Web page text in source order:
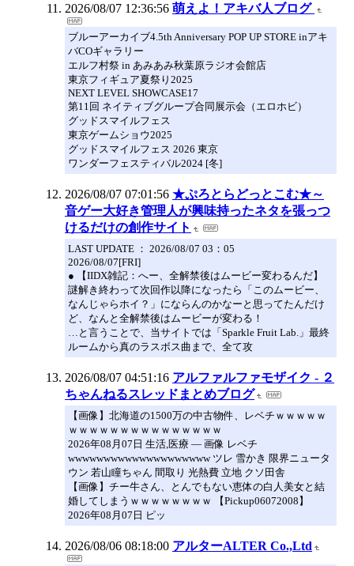
2026/08/07 12:36:56 萌えよ！アキバ人ブログ
ブルーアーカイブ4.5th Anniversary POP UP STORE inアキ
バCOギャラリー
エルフ村祭 in あみあみ秋葉原ラジオ会館店
東京フィギュア夏祭り2025
NEXT LEVEL SHOWCASE17
第11回 ネイティブグループ合同展示会（エロホビ）
グッドスマイルフェス
東京ゲームショウ2025
グッドスマイルフェス 2026 東京
ワンダーフェスティバル2024 [冬]
2026/08/07 07:01:56 ★ぷろとらどっとこむ★～
音ゲー大好き管理人が興味持ったネタを張っつ
けるだけの創作サイト
LAST UPDATE ： 2026/08/07 03：05
2026/08/07[FRI]
● 【IIDX雑記：へー、全解禁後はムービー変わるんだ】
謎解き終わって次回作以降になったら「このムービー、
なんじゃらホイ？」にならんのかなーと思ってたんだけ
ど、なんと全解禁後はムービーが変わる！
…と言うことで、当サイトでは「Sparkle Fruit Lab.」最終
ルームから真のラスボス曲まで、全て攻
2026/08/07 04:51:16 アルファルファモザイク - ２
ちゃんねるスレッドまとめブログ
【画像】北海道の1500万の中古物件、レベチｗｗｗｗｗ
ｗｗｗｗｗｗｗｗｗｗｗｗｗｗｗ
2026年08月07日 生活,医療 ― 画像 レベチ
wwwwwwwwwwwwwwwwwwww ツレ 雪かき 限界ニュータ
ウン 若山瞳ちゃん 間取り 光熱費 立地 クソ田舎
【画像】チー牛さん、とんでもない恵体の白人美女と結
婚してしまうｗｗｗｗｗｗｗｗ 【Pickup06072008】
2026年08月07日 ピッ
2026/08/06 08:18:00 アルターALTER Co.,Ltd